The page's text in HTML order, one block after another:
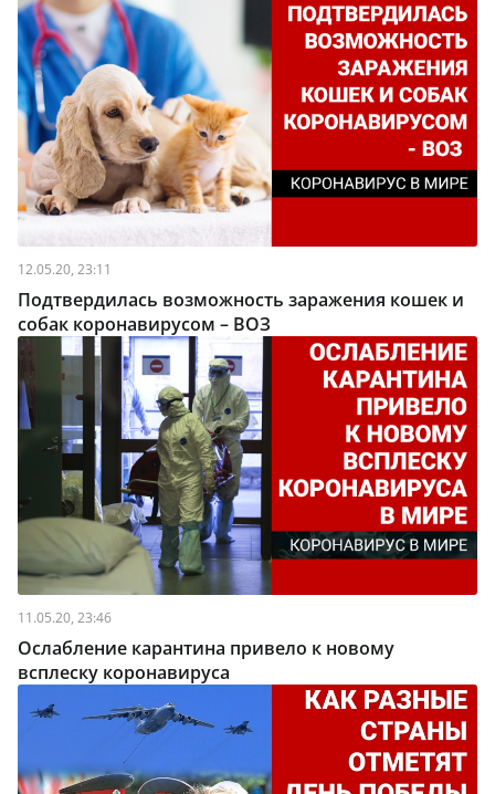
12.05.20, 23:11
Подтвердилась возможность заражения кошек и
собак коронавирусом – ВОЗ
11.05.20, 23:46
Ослабление карантина привело к новому
всплеску коронавируса